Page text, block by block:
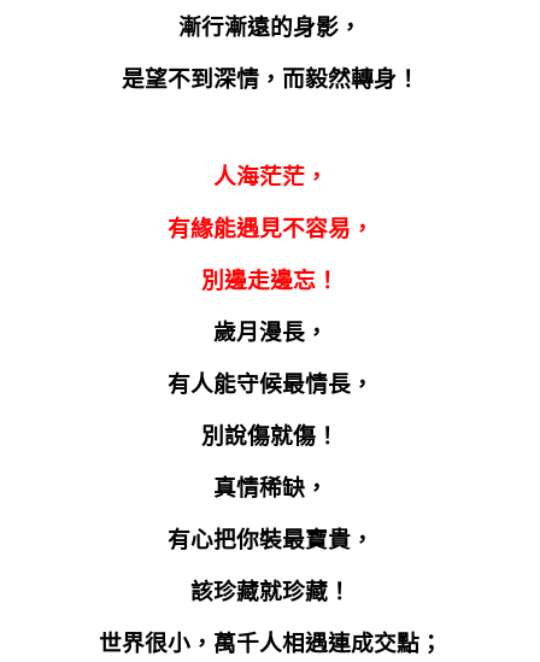
漸行漸遠的身影，
是望不到深情，而毅然轉身！
人海茫茫，
有緣能遇見不容易，
別邊走邊忘！
歲月漫長，
有人能守候最情長，
別說傷就傷！
真情稀缺，
有心把你裝最寶貴，
該珍藏就珍藏！
世界很小，萬千人相遇連成交點；